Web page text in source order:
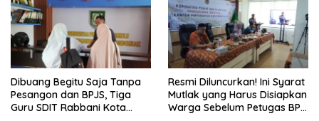
Dibuang Begitu Saja Tanpa
Pesangon dan BPJS, Tiga
Guru SDIT Rabbani Kota
Resmi Diluncurkan! Ini Syarat
Mutlak yang Harus Disiapkan
Warga Sebelum Petugas BPN